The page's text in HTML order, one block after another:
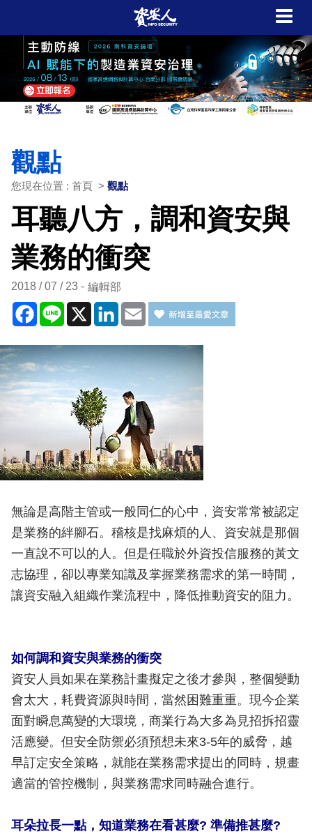
觀點
您現在位置 : 首頁 > 觀點
耳聽八方，調和資安與
業務的衝突
2018 / 07 / 23 編輯部
Facebook
Line X LinkedIn
Email
無論是高階主管或一般同仁的心中，資安常常被認定
是業務的絆腳石。稽核是找麻煩的人、資安就是那個
一直說不可以的人。但是任職於外資投信服務的黃文
志協理，卻以專業知識及掌握業務需求的第一時間，
讓資安融入組織作業流程中，降低推動資安的阻力。
如何調和資安與業務的衝突
資安人員如果在業務計畫擬定之後才參與，整個變動
會太大，耗費資源與時間，當然困難重重。現今企業
面對瞬息萬變的大環境，商業行為大多為見招拆招靈
活應變。但安全防禦必須預想未來3-5年的威脅，越
早訂定安全策略，就能在業務需求提出的同時，規畫
適當的管控機制，與業務需求同時融合進行。
耳朵拉長一點，知道業務在看甚麼? 準備推甚麼?